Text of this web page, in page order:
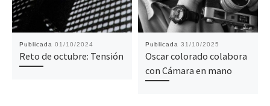
Publicada 01/10/2024
Reto de octubre: Tensión
Publicada 31/10/2025
Oscar colorado colabora
con Cámara en mano